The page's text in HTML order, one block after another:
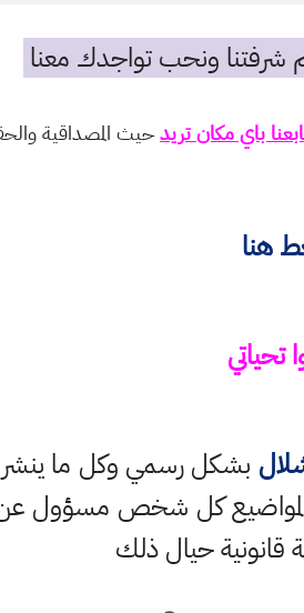
شرفتنا ونحب تواجدك معنا
باي مكان تريدحيث المصداقية
هنا
تحياتي
بشكل رسمي وكل ما ينشر
كل شخص مسؤول عن
حيال ذلك